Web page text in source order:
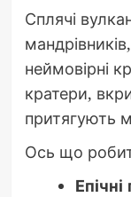
Сплячі
неймовірні
кратери,
притягують
Ось що